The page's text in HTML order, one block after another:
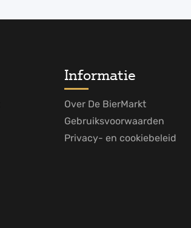
Informatie
Over De BierMarkt
Gebruiksvoorwaarden
Privacy- en cookiebeleid